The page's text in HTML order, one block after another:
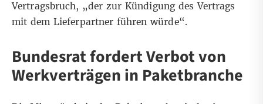
Vertragsbruch, „der zur Kündigung des Vertrags
mit dem Lieferpartner führen würde“.
Bundesrat fordert Verbot von
Werkverträgen in Paketbranche